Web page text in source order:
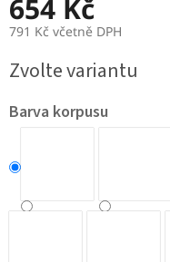
654 Kč
791 Kč včetně DPH
cena:
Zvolte variantu
Barva korpusu